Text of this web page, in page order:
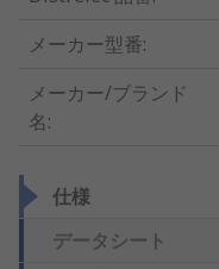
メーカー型番:
メーカー/ブランド
名:
仕様
データシート